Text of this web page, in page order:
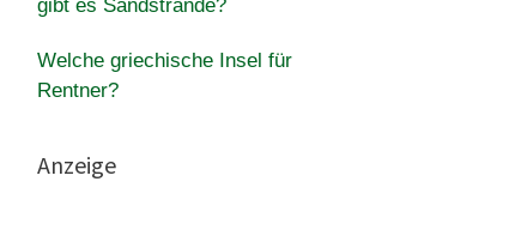
gibt es Sandstrände?
Welche griechische Insel für
Rentner?
Anzeige